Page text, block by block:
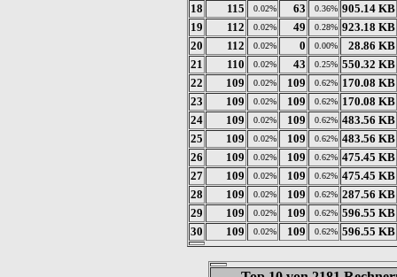
18
115 0.02% 63 0.36% 905.14 KB
19
112 0.02% 49 0.28% 923.18 KB
20
112 0.02% 0 0.00%
28.86 KB
21
110 0.02% 43 0.25% 550.32 KB
22
109 0.02% 109 0.62% 170.08 KB
23
109 0.02% 109 0.62% 170.08 KB
24
109 0.02% 109 0.62% 483.56 KB
25
109 0.02% 109 0.62% 483.56 KB
26
109 0.02% 109 0.62% 475.45 KB
27
109 0.02% 109 0.62% 475.45 KB
28
109 0.02% 109 0.62% 287.56 KB
29
109 0.02% 109 0.62% 596.55 KB
30
109 0.02% 109 0.62% 596.55 KB